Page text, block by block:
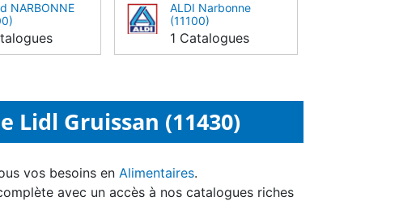
NARBONNE
ALDI Narbonne
(11100)
1 Catalogues
Lidl Gruissan (11430)
vos besoins en Alimentaires.
avec un accès à nos catalogues riches